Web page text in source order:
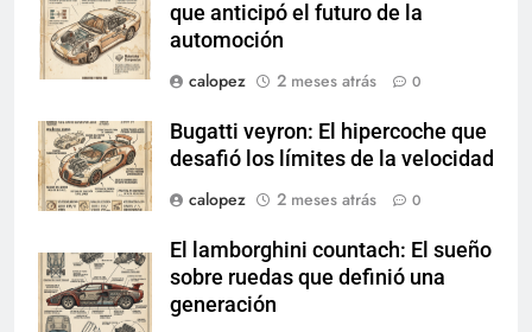
que anticipó el futuro de la
automoción
calopez
2 meses atrás 0
Bugatti veyron: El hipercoche que
desafió los límites de la velocidad
calopez
2 meses atrás 0
El lamborghini countach: El sueño
sobre ruedas que definió una
generación